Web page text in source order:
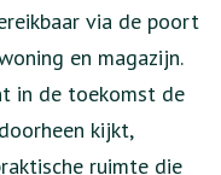
via de poort
en magazijn.
in de toekomst de
kijkt,
ruimte die